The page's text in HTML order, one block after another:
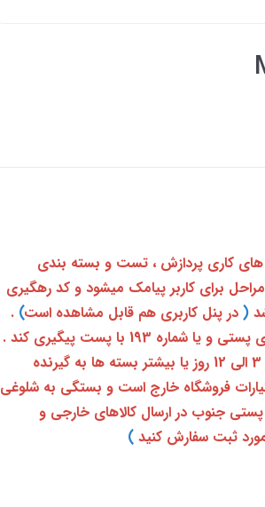
های کاری پردازش ، تست و بسته بندی
برای کاربر پیامک میشود و کد رهگیری
( در پنل کاربری هم قابل مشاهده است)
.
بعد از آن کاربر فقط باید از طریق سامانه رهگیری پستی و یا شماره 193 با پست پیگیری کند .
بعد از دریافت کدرهگیری 24 رقمی معمولا بین 3 الی 12 روز یا بیشتر بسته ها به گیرنده
فروشگاه خارج است و بستگی به شلوغی
جنوب در ارسال کالاهای خارجی و
ثبت سفارش کنید )